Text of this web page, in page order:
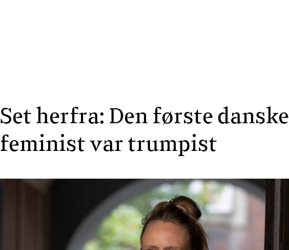
Set herfra: Den første danske
feminist var trumpist